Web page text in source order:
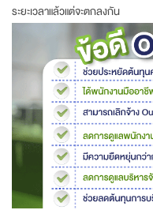
ระยะเวลาแล้วแต่จะตกลงกัน